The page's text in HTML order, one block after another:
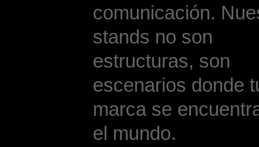
comunicación.
stands no son
estructuras, son
escenarios donde
marca se
el mundo.